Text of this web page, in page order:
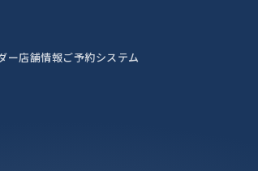
ー店舗情報ご予約システム